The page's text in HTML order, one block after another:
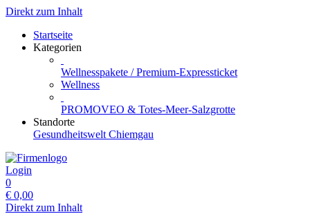
Direkt zum Inhalt
Startseite
Kategorien
Wellnesspakete / Premium-Expressticket
Wellness
PROMOVEO & Totes-Meer-Salzgrotte
Standorte
Gesundheitswelt Chiemgau
Login
0
€ 0,00
Direkt zum Inhalt